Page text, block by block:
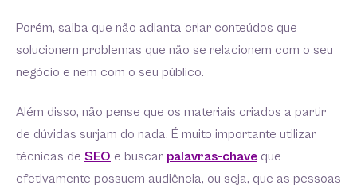
Porém, saiba que não adianta criar conteúdos que
solucionem problemas que não se relacionem com o seu
negócio e nem com o seu público.
Além disso, não pense que os materiais criados a partir
de dúvidas surjam do nada. É muito importante utilizar
técnicas de SEO e buscar palavras-chave que
efetivamente possuem audiência, ou seja, que as pessoas